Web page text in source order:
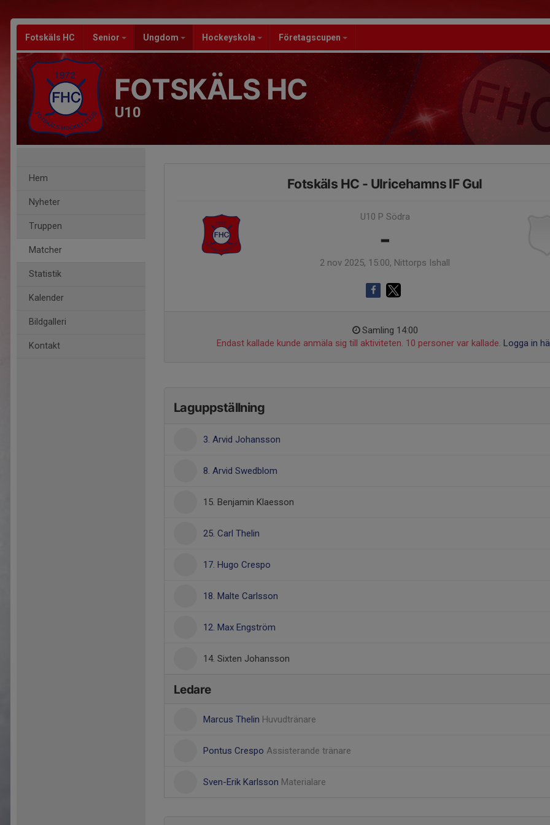
Fotskäls HC Senior Ungdom Hockeyskola Företagscupen
FOTSKÄLS HC
U10
Hem
Nyheter
Truppen
Matcher
Statistik
Kalender
Bildgalleri
Kontakt
Fotskäls HC - Ulricehamns IF Gul
U10 P Södra
-
2 nov 2025, 15:00, Nittorps Ishall
Samling 14:00
Endast kallade kunde anmäla sig till aktiviteten. 10 personer var kallade. Logga in
Laguppställning
3. Arvid Johansson
8. Arvid Swedblom
15. Benjamin Klaesson
25. Carl Thelin
17. Hugo Crespo
18. Malte Carlsson
12. Max Engström
14. Sixten Johansson
Ledare
Marcus Thelin Huvudtränare
Pontus Crespo Assisterande tränare
Sven-Erik Karlsson Materialare